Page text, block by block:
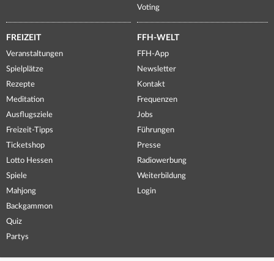
Voting
FREIZEIT
Veranstaltungen
Spielplätze
Rezepte
Meditation
Ausflugsziele
Freizeit-Tipps
Ticketshop
Lotto Hessen
Spiele
Mahjong
Backgammon
Quiz
Partys
FFH-WELT
FFH-App
Newsletter
Kontakt
Frequenzen
Jobs
Führungen
Presse
Radiowerbung
Weiterbildung
Login